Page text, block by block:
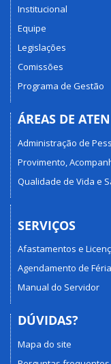
Institucional
Equipe
Legislações
Comissões
Programa de Gestão
ÁREAS DE
Administração de
Provimento,
Qualidade de Vida e
SERVIÇOS
Afastamentos e
Agendamento de
Manual do Servidor
DÚVIDAS?
Mapa do site